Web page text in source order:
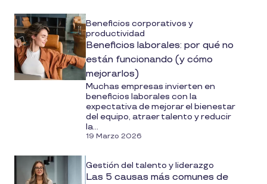
Beneficios corporativos y
productividad
Beneficios laborales: por qué no
están funcionando (y cómo
mejorarlos)
Muchas empresas invierten en
beneficios laborales con la
expectativa de mejorar el bienestar
del equipo, atraer talento y reducir
la...
19 Marzo 2026
Gestión del talento y liderazgo
Las 5 causas más comunes de